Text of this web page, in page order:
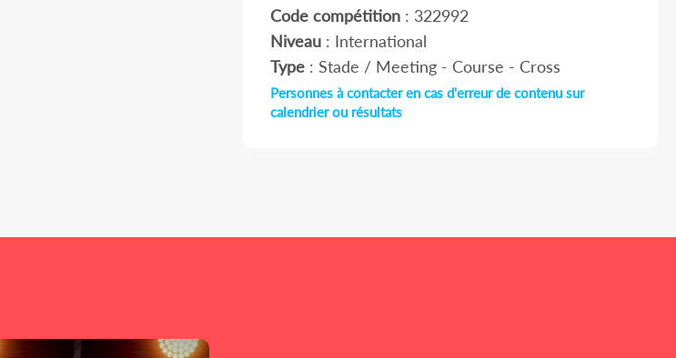
Code compétition: 322992
Niveau: International
Type: Stade / Meeting - Course - Cross
Personnes à contacter en cas d'erreur de contenu sur
calendrier ou résultats